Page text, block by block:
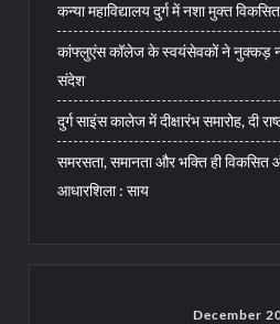
कन्या महाविद्यालय दुर्ग में नशा मुक्त
कांफ्लुएंस कॉलेज के स्वयंसेवकों ने नुक्कड़
संदेश
दुर्ग साइंस कालेज में दीक्षारंभ समारोह, दी
समरसता, समानता और भक्ति ही
आधारशिला : साय
December